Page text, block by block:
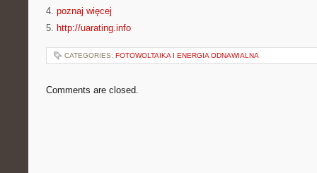
4. poznaj więcej
5. http://uarating.info
CATEGORIES: FOTOWOLTAIKA I ENERGIA ODNAWIALNA
Comments are closed.